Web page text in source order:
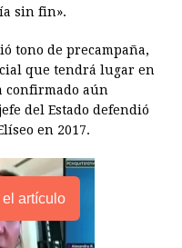
sin fin».
tono de precampaña,
que tendrá lugar en
confirmado aún
del Estado defendió
en 2017.
el artículo